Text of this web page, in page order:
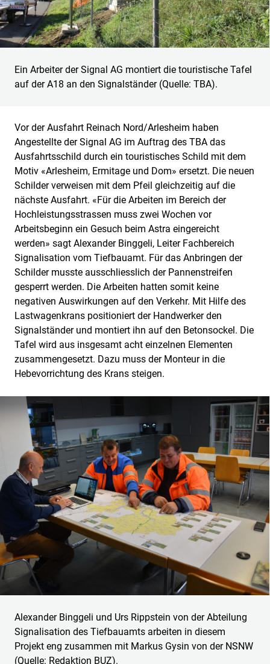
Ein Arbeiter der Signal AG montiert die touristische Tafel
auf der A18 an den Signalständer (Quelle: TBA).
Vor der Ausfahrt Reinach Nord/Arlesheim haben
Angestellte der Signal AG im Auftrag des TBA das
Ausfahrtsschild durch ein touristisches Schild mit dem
Motiv «Arlesheim, Ermitage und Dom» ersetzt. Die neuen
Schilder verweisen mit dem Pfeil gleichzeitig auf die
nächste Ausfahrt. «Für die Arbeiten im Bereich der
Hochleistungsstrassen muss zwei Wochen vor
Arbeitsbeginn ein Gesuch beim Astra eingereicht
werden» sagt Alexander Binggeli, Leiter Fachbereich
Signalisation vom Tiefbauamt. Für das Anbringen der
Schilder musste ausschliesslich der Pannenstreifen
gesperrt werden. Die Arbeiten hatten somit keine
negativen Auswirkungen auf den Verkehr. Mit Hilfe des
Lastwagenkrans positioniert der Handwerker den
Signalständer und montiert ihn auf den Betonsockel. Die
Tafel wird aus insgesamt acht einzelnen Elementen
zusammengesetzt. Dazu muss der Monteur in die
Hebevorrichtung des Krans steigen.
Alexander Binggeli und Urs Rippstein von der Abteilung
Signalisation des Tiefbauamts arbeiten in diesem
Projekt eng zusammen mit Markus Gysin von der NSNW
(Quelle: Redaktion BUZ).